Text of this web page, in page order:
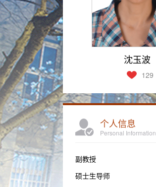
沈玉波
129
个人信息
Personal Information
副教授
硕士生导师